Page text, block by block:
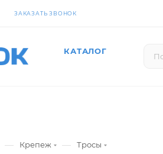
ЗАКАЗАТЬ ЗВОНОК
КАТАЛОГ
— Крепеж — Тросы